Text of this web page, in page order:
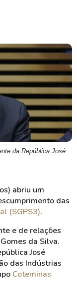
da República José
abriu um
das
(SGPS3).
e de relações
da Silva.
José
das Indústrias
Coteminas